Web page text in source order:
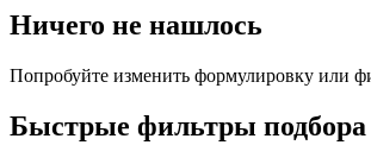
Ничего не нашлось
Попробуйте изменить формулировку или
Быстрые фильтры подбора